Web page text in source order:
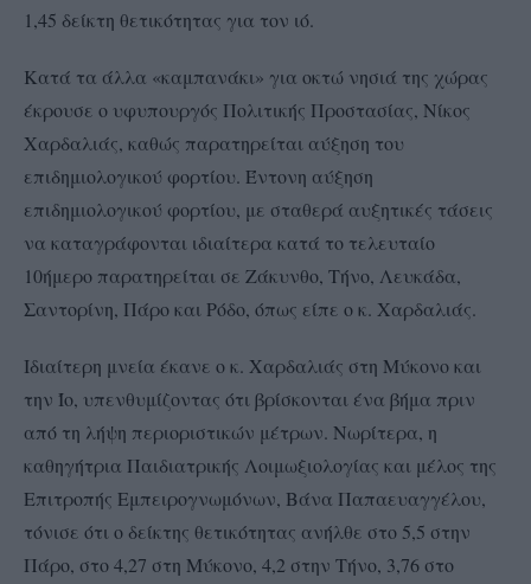
1,45 δείκτη θετικότητας για τον ιό.
Κατά τα άλλα «καμπανάκι» για οκτώ νησιά της χώρας
έκρουσε ο υφυπουργός Πολιτικής Προστασίας, Νίκος
Χαρδαλιάς, καθώς παρατηρείται αύξηση του
επιδημιολογικού φορτίου. Έντονη αύξηση
επιδημιολογικού φορτίου, με σταθερά αυξητικές τάσεις
να καταγράφονται ιδιαίτερα κατά το τελευταίο
10ήμερο παρατηρείται σε Ζάκυνθο, Τήνο, Λευκάδα,
Σαντορίνη, Πάρο και Ρόδο, όπως είπε ο κ. Χαρδαλιάς.
Ιδιαίτερη μνεία έκανε ο κ. Χαρδαλιάς στη Μύκονο και
την Ίο, υπενθυμίζοντας ότι βρίσκονται ένα βήμα πριν
από τη λήψη περιοριστικών μέτρων. Νωρίτερα, η
καθηγήτρια Παιδιατρικής Λοιμωξιολογίας και μέλος της
Επιτροπής Εμπειρογνωμόνων, Βάνα Παπαευαγγέλου,
τόνισε ότι ο δείκτης θετικότητας ανήλθε στο 5,5 στην
Πάρο, στο 4,27 στη Μύκονο, 4,2 στην Τήνο, 3,76 στο